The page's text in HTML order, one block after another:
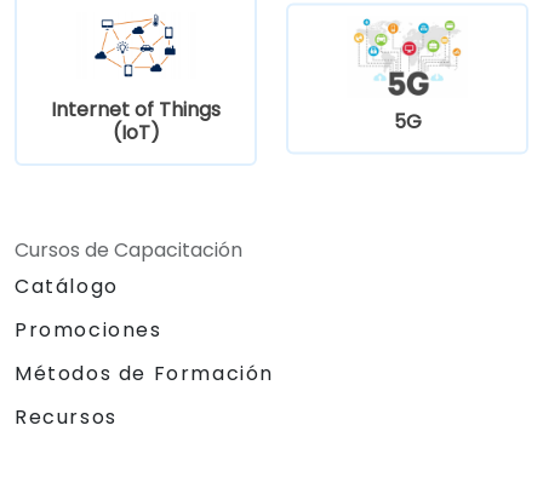
Internet of Things
(IoT)
5G
Cursos de Capacitación
Catálogo
Promociones
Métodos de Formación
Recursos